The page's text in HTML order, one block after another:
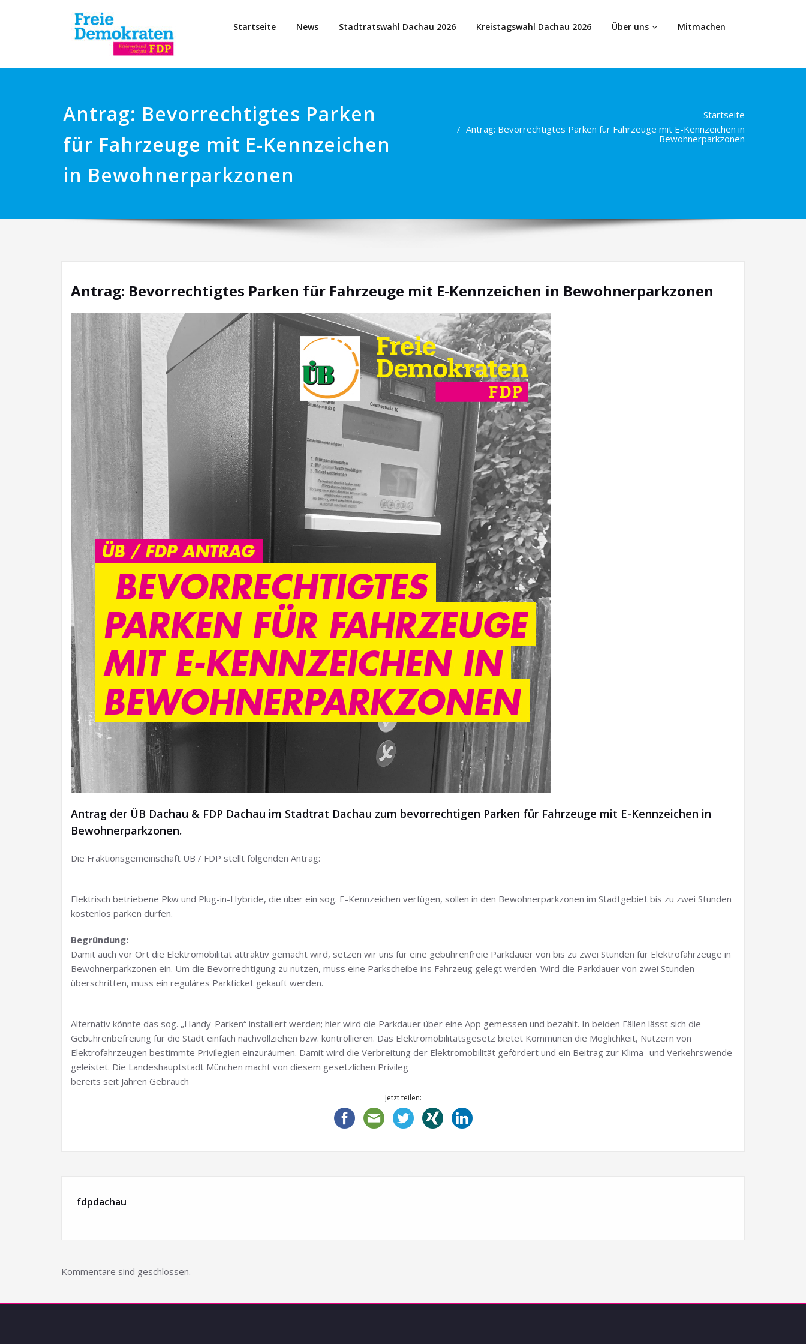
Startseite News Stadtratswahl Dachau 2026 Kreistagswahl Dachau 2026 Über uns Mitmachen
Antrag: Bevorrechtigtes Parken
für Fahrzeuge mit E-Kennzeichen
in Bewohnerparkzonen
Startseite
Antrag: Bevorrechtigtes Parken für Fahrzeuge mit E-Kennzeichen in
Bewohnerparkzonen
Antrag: Bevorrechtigtes Parken für Fahrzeuge mit E-Kennzeichen in Bewohnerparkzonen
Antrag der ÜB Dachau & FDP Dachau im Stadtrat Dachau zum bevorrechtigen Parken für Fahrzeuge mit E-Kennzeichen in
Bewohnerparkzonen.
Die Fraktionsgemeinschaft ÜB / FDP stellt folgenden Antrag:
Elektrisch betriebene Pkw und Plug-in-Hybride, die über ein sog. E-Kennzeichen verfügen, sollen in den Bewohnerparkzonen im Stadtgebiet bis zu zwei Stunden
kostenlos parken dürfen.
Begründung:
Damit auch vor Ort die Elektromobilität attraktiv gemacht wird, setzen wir uns für eine gebührenfreie Parkdauer von bis zu zwei Stunden für Elektrofahrzeuge in
Bewohnerparkzonen ein. Um die Bevorrechtigung zu nutzen, muss eine Parkscheibe ins Fahrzeug gelegt werden. Wird die Parkdauer von zwei Stunden
überschritten, muss ein reguläres Parkticket gekauft werden.
Alternativ könnte das sog. „Handy-Parken“ installiert werden; hier wird die Parkdauer über eine App gemessen und bezahlt. In beiden Fällen lässt sich die
Gebührenbefreiung für die Stadt einfach nachvollziehen bzw. kontrollieren. Das Elektromobilitätsgesetz bietet Kommunen die Möglichkeit, Nutzern von
Elektrofahrzeugen bestimmte Privilegien einzuräumen. Damit wird die Verbreitung der Elektromobilität gefördert und ein Beitrag zur Klima- und Verkehrswende
geleistet. Die Landeshauptstadt München macht von diesem gesetzlichen Privileg
bereits seit Jahren Gebrauch
Jetzt teilen:
fdpdachau
Kommentare sind geschlossen.